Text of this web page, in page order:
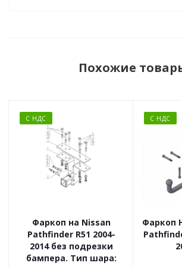
Похожие
С НДС
Фаркоп на Nissan
Pathfinder R51 2004-
2014 без подрезки
бампера. Тип шара:
С НДС
Фаркоп